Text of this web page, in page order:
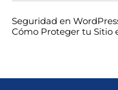
Seguridad en
Cómo Proteger tu Sitio